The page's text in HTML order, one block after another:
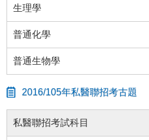
生理學
普通化學
普通生物學
2016/105年私醫聯招考古題
私醫聯招考試科目